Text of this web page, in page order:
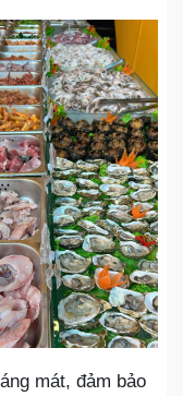
mát, đảm bảo